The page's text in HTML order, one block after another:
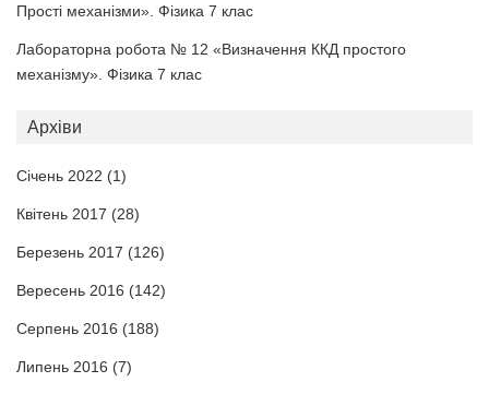
Прості механізми». Фізика 7 клас
Лабораторна робота № 12 «Визначення ККД простого
механізму». Фізика 7 клас
Архіви
Січень 2022 (1)
Квітень 2017 (28)
Березень 2017 (126)
Вересень 2016 (142)
Серпень 2016 (188)
Липень 2016 (7)